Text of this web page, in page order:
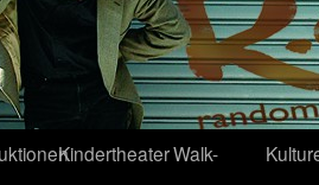
KindertheaterWalk-